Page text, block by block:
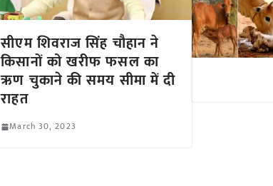
सीएम शिवराज सिंह चौहान ने
किसानों को खरीफ फसल का
ऋण चुकाने की समय सीमा में दी
राहत
March 30, 2023